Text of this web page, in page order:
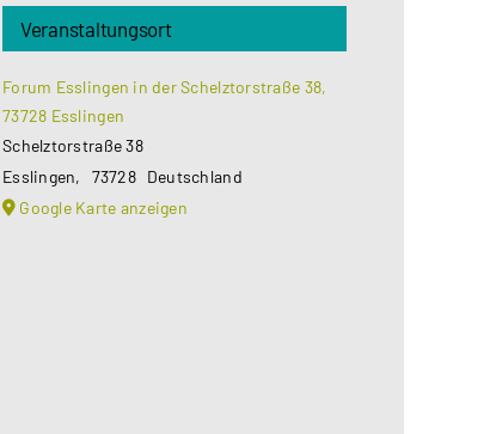
Veranstaltungsort
Forum Esslingen in der Schelztorstraße 38,
73728 Esslingen
Schelztorstraße 38
Esslingen, 73728 Deutschland
Google Karte anzeigen